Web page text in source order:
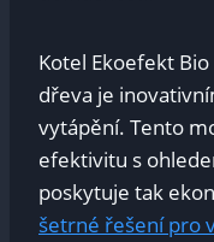
Kotel Ekoefekt
dřeva je
vytápění. Tento
efektivitu s
poskytuje tak
šetrné řešení pro